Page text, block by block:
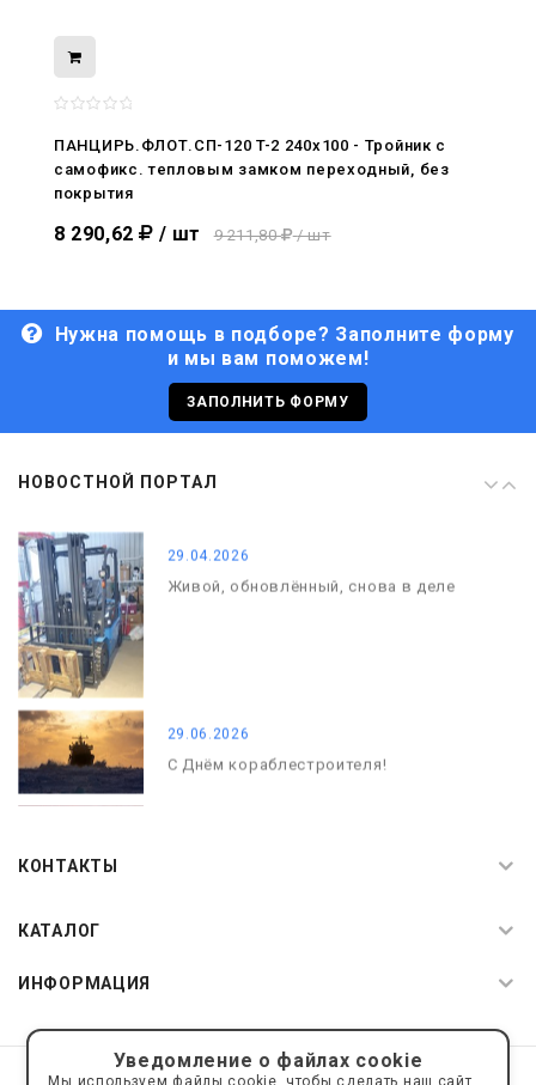
ПАНЦИРЬ.ФЛОТ.СП-120 T-2 240x100 - Тройник c
самофикс. тепловым замком переходный, без
покрытия
8 290,62 / шт 9 211,80 / шт
Нужна помощь в подборе? Заполните форму
и мы вам поможем!
ЗАПОЛНИТЬ ФОРМУ
НОВОСТНОЙ ПОРТАЛ
нами
29.06.2026
С Днём кораблестроителя!
С Днём Победы. Память, которая с
29.04.2026
Живой, обновлённый, снова в деле
29.06.2026
С Днём кораблестроителя!
КОНТАКТЫ
КАТАЛОГ
ИНФОРМАЦИЯ
© 2019—2026 Интернет пространство АкваРос sale@a-ros.ru
Уведомление о файлах cookie
Мы используем файлы cookie, чтобы сделать наш сайт